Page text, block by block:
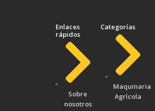
Enlaces
rápidos
Sobre
nosotros
Categorías
Maquinaria
Agrícola